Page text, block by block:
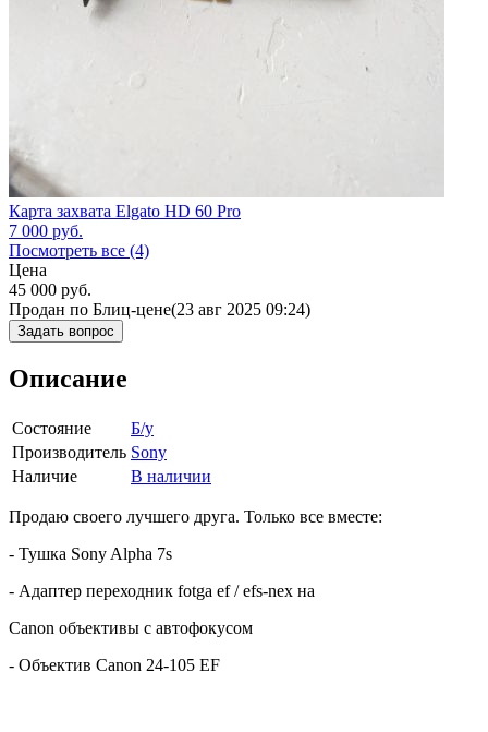
Карта захвата Elgato HD 60 Pro
7 000 руб.
Посмотреть все (4)
Цена
45 000 руб.
Продан по Блиц-цене(23 авг 2025 09:24)
Задать вопрос
Описание
Состояние
Б/у
Производитель Sony
Наличие
В наличии
Продаю своего лучшего друга. Только все вместе:
- Тушка Sony Alpha 7s
- Адаптер переходник fotga ef / efs-nex на
Canon объективы с автофокусом
- Объектив Canon 24-105 EF